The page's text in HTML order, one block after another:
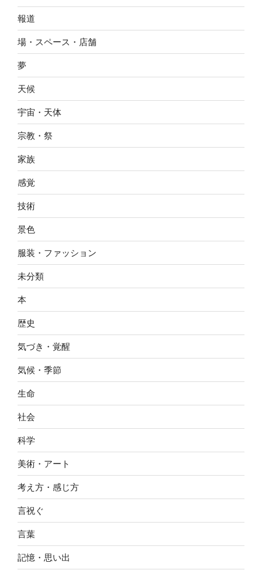
報道
場・スペース・店舗
夢
天候
宇宙・天体
宗教・祭
家族
感覚
技術
景色
服装・ファッション
未分類
本
歴史
気づき・覚醒
気候・季節
生命
社会
科学
美術・アート
考え方・感じ方
言祝ぐ
言葉
記憶・思い出